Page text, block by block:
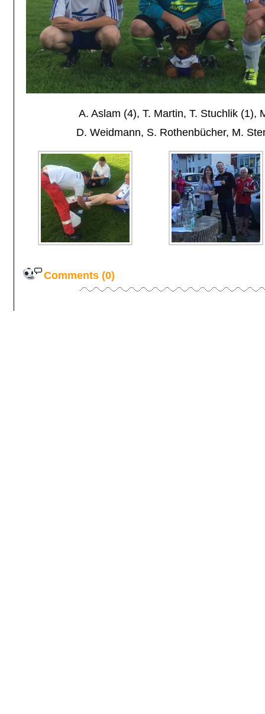
A. Aslam (4), T. Martin, T. Stuchlik (1),
D. Weidmann, S. Rothenbücher, M.
Comments (0)